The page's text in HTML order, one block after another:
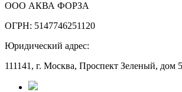
ООО АКВА ФОРЗА
ОГРН: 5147746251120
Юридический адрес:
111141, г. Москва, Проспект Зеленый, дом